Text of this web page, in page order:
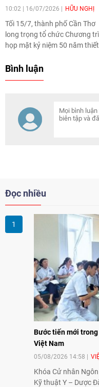
10:02 | 16/07/2026 HỮU NGHỊ
Tối 15/7, thành phố Cần Thơ
long trọng tổ chức Chương
họp mặt kỷ niệm 50 năm thiết
- Philippines (12/7/1976 -
Bình luận
Đọc nhiều
Bước tiến mới
Việt Nam
05/08/2026 14:58
Khóa Cử nhân
Kỹ thuật Y – Dược